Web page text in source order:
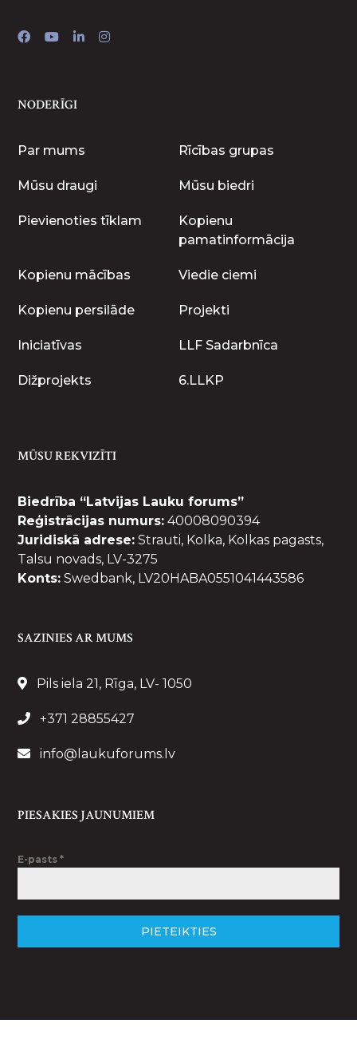
NODERĪGI
Par mums Rīcības grupas
Mūsu draugi Mūsu biedri
Pievienoties tīklam
Kopienu
pamatinformācija
Kopienu mācības Viedie ciemi
Kopienu persilāde Projekti
Iniciatīvas LLF Sadarbnīca
Dižprojekts 6.LLKP
MŪSU REKVIZĪTI
Biedrība “Latvijas Lauku forums”
Reģistrācijas numurs: 40008090394
Juridiskā adrese: Strauti, Kolka, Kolkas pagasts,
Talsu novads, LV-3275
Konts: Swedbank, LV20HABA0551041443586
SAZINIES AR MUMS
Pils iela 21, Rīga, LV- 1050
+371 28855427
info@laukuforums.lv
PIESAKIES JAUNUMIEM
E-pasts*
PIETEIKTIES